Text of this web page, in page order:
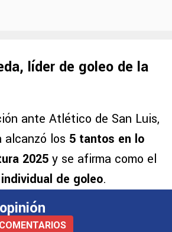
líder de goleo de la
ante Atlético de San Luis,
alcanzó los 5 tantos en lo
2025 y se afirma como el
de goleo.